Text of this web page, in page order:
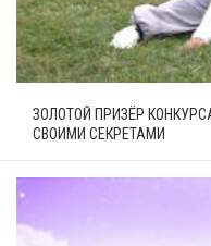
ЗОЛОТОЙ ПРИЗЁР
СВОИМИ СЕКРЕТАМИ